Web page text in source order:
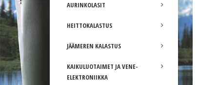
AURINKOLASIT
HEITTOKALASTUS
JÄÄMEREN KALASTUS
KAIKULUOTAIMET JA VENE-
ELEKTRONIIKKA